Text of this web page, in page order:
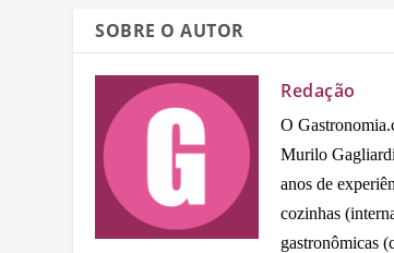
SOBRE O AUTOR
Redação
O
Murilo
anos de
cozinhas
gastronômicas